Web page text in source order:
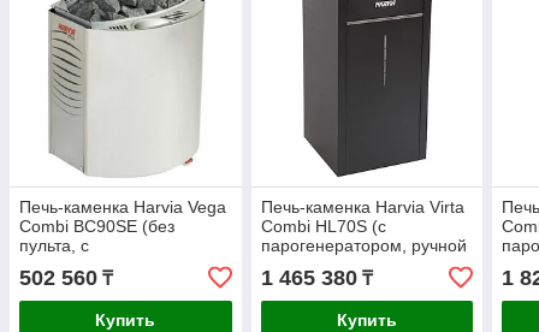
Печь-каменка Harvia Vega
Combi BC90SE (без
пульта, с
502 560 ₸
Купить
Печь-каменка Harvia Virta
Combi HL70S (с
парогенератором, ручной
1 465 380₸
Купить
1